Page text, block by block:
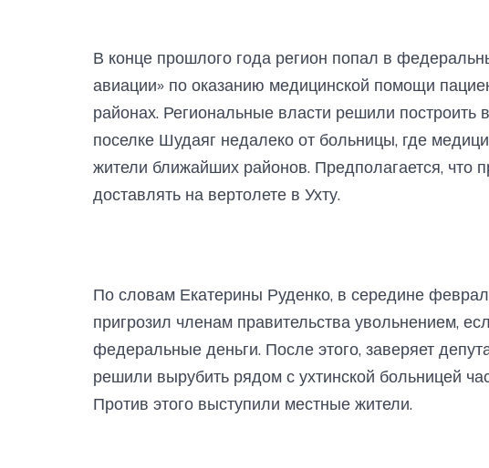
В конце прошлого года регион попал в
авиации» по оказанию медицинской помощи
районах. Региональные власти решили построить
поселке Шудаяг недалеко от больницы, где
жители ближайших районов. Предполагается, что
доставлять на вертолете в Ухту.
По словам Екатерины Руденко, в середине
пригрозил членам правительства увольнением,
федеральные деньги. После этого, заверяет
решили вырубить рядом с ухтинской больницей
Против этого выступили местные жители.